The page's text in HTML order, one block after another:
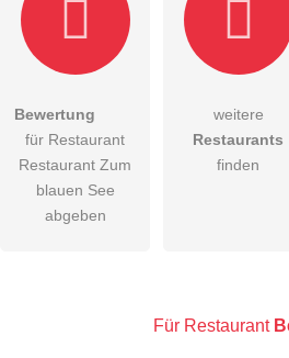
Die Datenschutzerklärunghabe ich
öffentliche Frage stellen
Restaurant-Eintrag zu stellen.
Bewertung
für Restaurant
Restaurant Zum
blauen See
abgeben
weitere
Restaurants
finden
Für Restaurant